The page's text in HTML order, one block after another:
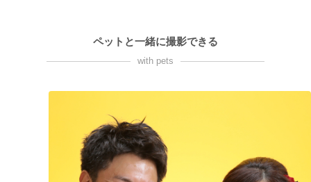
ペットと一緒に撮影できる
with pets